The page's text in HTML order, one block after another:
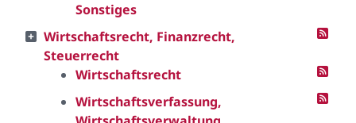
Sonstiges
Wirtschaftsrecht, Finanzrecht,
Steuerrecht
Wirtschaftsrecht
Wirtschaftsverfassung,